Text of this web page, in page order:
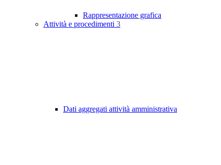
Rappresentazione grafica
Attività e procedimenti 3
Dati aggregati attività amministrativa